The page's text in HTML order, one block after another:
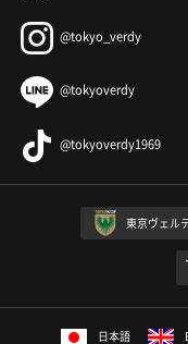
@tokyo_verdy
@tokyoverdy
@tokyoverdy1969
東京ヴェル
日本語